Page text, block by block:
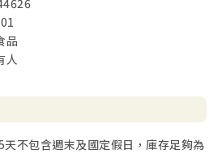
品
人
不包含週末及國定假日，庫存足夠為